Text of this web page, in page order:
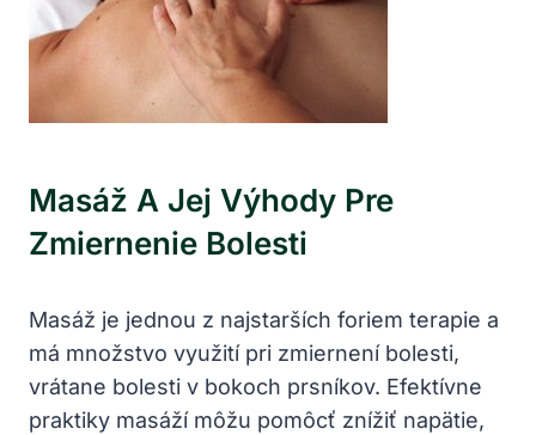
Masáž A Jej Výhody Pre
Zmiernenie Bolesti
Masáž je jednou z najstarších foriem terapie a
má množstvo využití pri zmiernení bolesti,
vrátane bolesti v bokoch prsníkov. Efektívne
praktiky masáží môžu pomôcť znížiť napätie,